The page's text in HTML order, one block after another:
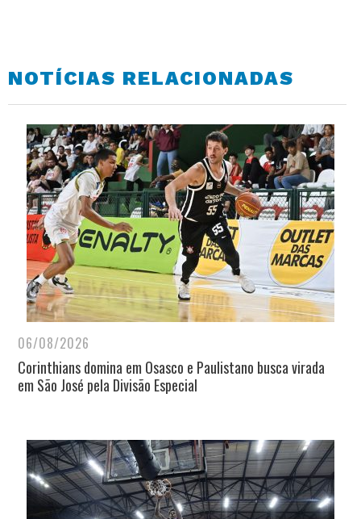
NOTÍCIAS RELACIONADAS
06/08/2026
Corinthians domina em Osasco e Paulistano busca virada
em São José pela Divisão Especial